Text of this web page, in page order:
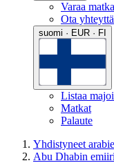
Varaa matka
Ota yhteyttä
suomi · EUR · FI
Listaa
Matkat
Palaute
Yhdistyneet
Abu Dhabin